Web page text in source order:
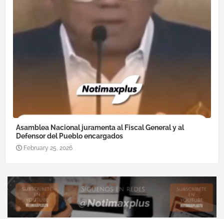
Asamblea Nacional juramenta al Fiscal General y al
Defensor del Pueblo encargados
February 25, 2026